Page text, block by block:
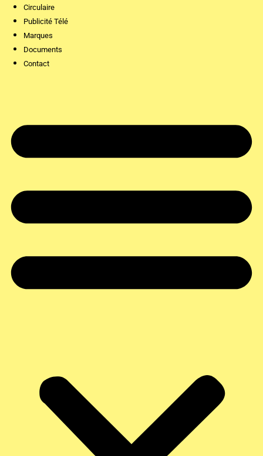
Circulaire
Publicité Télé
Marques
Documents
Contact